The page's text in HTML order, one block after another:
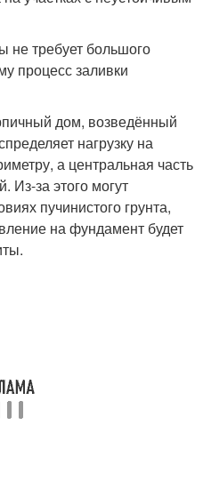
не требует большого
процесс заливки
дом, возведённый
нагрузку на
а центральная часть
Из-за этого могут
пучинистого грунта,
на фундамент будет